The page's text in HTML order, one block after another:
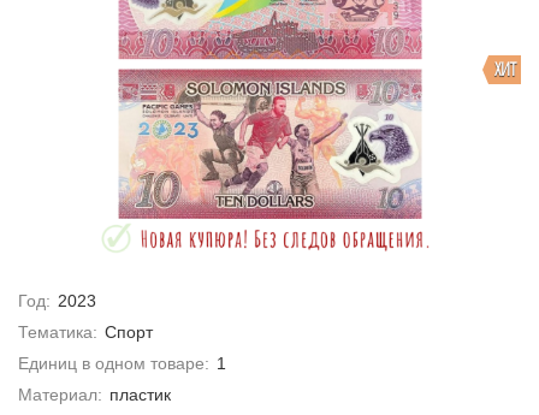
ХИТ
Год: 2023
Тематика: Спорт
Единиц в одном товаре: 1
Материал: пластик